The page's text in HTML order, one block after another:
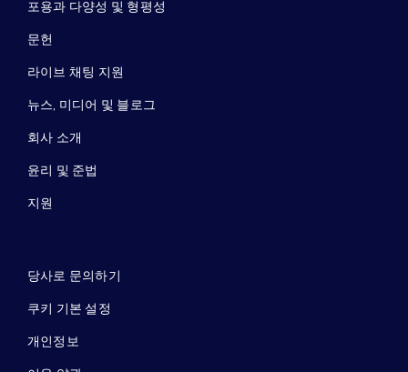
포용과 다양성 및 형평성
문헌
라이브 채팅 지원
뉴스, 미디어 및 블로그
회사 소개
윤리 및 준법
지원
당사로 문의하기
쿠키 기본 설정
개인정보